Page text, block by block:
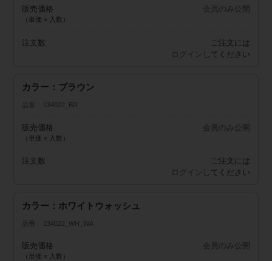
販売価格
（単価 × 入数）
会員のみ公開
注文数
ご注文には
ログイン してください
カラー：ブラウン
品番 134022_BR
販売価格
（単価 × 入数）
会員のみ公開
注文数
ご注文には
ログイン してください
カラー：ホワイトウォッシュ
品番 134022_WH_WA
販売価格
（単価 × 入数）
会員のみ公開